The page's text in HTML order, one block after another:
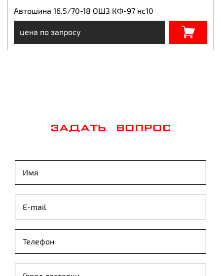
Автошина 16.5/70-18 ОШЗ КФ-97 нс10
цена по запросу
ЗАДАТЬ ВОПРОС